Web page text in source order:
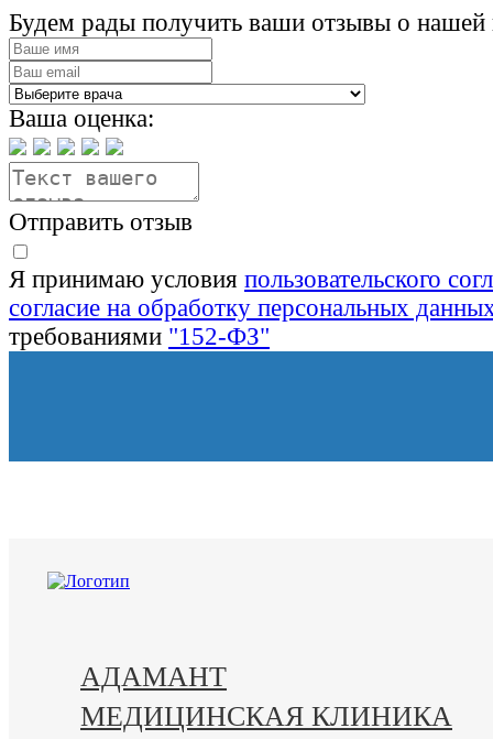
Будем рады получить ваши отзывы о нашей
Ваша оценка:
Отправить отзыв
Я принимаю условия пользовательского
согласие на обработку персональных
требованиями "152-ФЗ"
АДАМАНТ
МЕДИЦИНСКАЯ КЛИНИКА